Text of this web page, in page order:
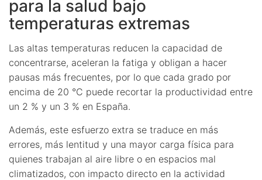
para la salud bajo
temperaturas extremas
Las altas temperaturas reducen la capacidad de
concentrarse, aceleran la fatiga y obligan a hacer
pausas más frecuentes, por lo que cada grado por
encima de 20 °C puede recortar la productividad entre
un 2 % y un 3 % en España.
Además, este esfuerzo extra se traduce en más
errores, más lentitud y una mayor carga física para
quienes trabajan al aire libre o en espacios mal
climatizados, con impacto directo en la actividad